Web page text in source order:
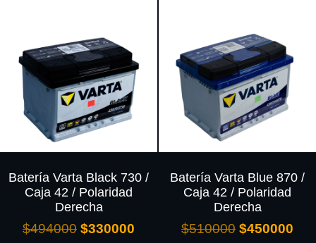
Batería Varta Black 730 /
Caja 42 / Polaridad
Derecha
$494000 $330000
Batería Varta Blue 870 /
Caja 42 / Polaridad
Derecha
$510000 $450000